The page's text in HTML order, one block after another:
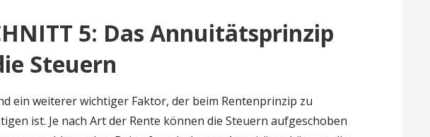
5: Das Annuitätsprinzip
Steuern
ein weiterer wichtiger Faktor, der beim Rentenprinzip zu
ist. Je nach Art der Rente können die Steuern aufgeschoben